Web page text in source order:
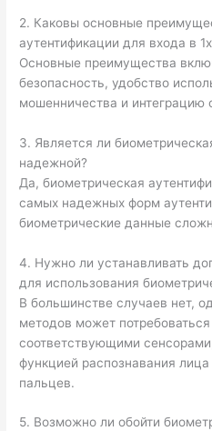
2. Каковы основные
аутентификации для входа в
Основные преимущества
безопасность, удобство
мошенничества и интеграцию
3. Является ли
надежной?
Да, биометрическая
самых надежных форм
биометрические данные
4. Нужно ли устанавливать
для использования
В большинстве случаев нет,
методов может
соответствующими
функцией распознавания лица
пальцев.
5. Возможно ли обойти